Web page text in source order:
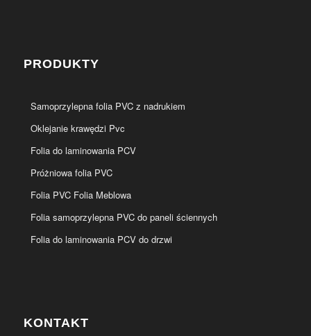
PRODUKTY
Samoprzylepna folia PVC z nadrukiem
Oklejanie krawędzi Pvc
Folia do laminowania PCV
Próżniowa folia PVC
Folia PVC Folia Meblowa
Folia samoprzylepna PVC do paneli ściennych
Folia do laminowania PCV do drzwi
KONTAKT